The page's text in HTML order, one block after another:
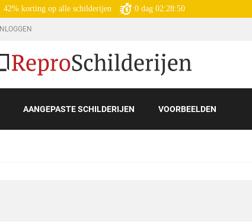
42% korting op alle schilderijen 0 dag 02:28:48
INLOGGEN
AANGEPASTE SCHILDERIJEN VOORBEELDEN